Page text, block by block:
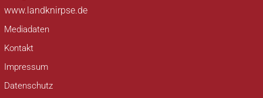
www.landknirpse.de
Mediadaten
Kontakt
Impressum
Datenschutz